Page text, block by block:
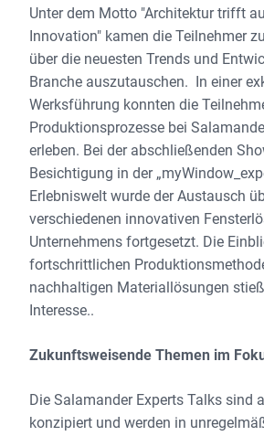
Unter dem Motto "Architektur trifft
Innovation" kamen die Teilnehmer
über die neuesten Trends und
Branche auszutauschen. In einer
Werksführung konnten die
Produktionsprozesse bei
erleben. Bei der abschließenden
Besichtigung in der
Erlebniswelt wurde der Austausch
verschiedenen innovativen
Unternehmens fortgesetzt. Die
fortschrittlichen
nachhaltigen Materiallösungen
Interesse..
Zukunftsweisende Themen im
Die Salamander Experts Talks sind
konzipiert und werden in